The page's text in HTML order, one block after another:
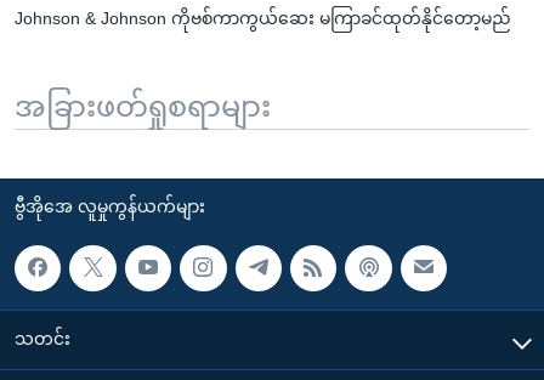
Johnson & Johnson ကိုဗစ်ကာကွယ်ဆေး မကြာခင်ထုတ်နိုင်တော့မည်
အခြားဖတ်ရှုစရာများ
ဗွီအိုအေ လူမှုကွန်ယက်များ
သတင်း